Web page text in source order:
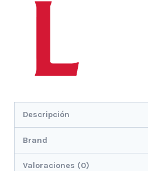
Descripción
Brand
Valoraciones (0)